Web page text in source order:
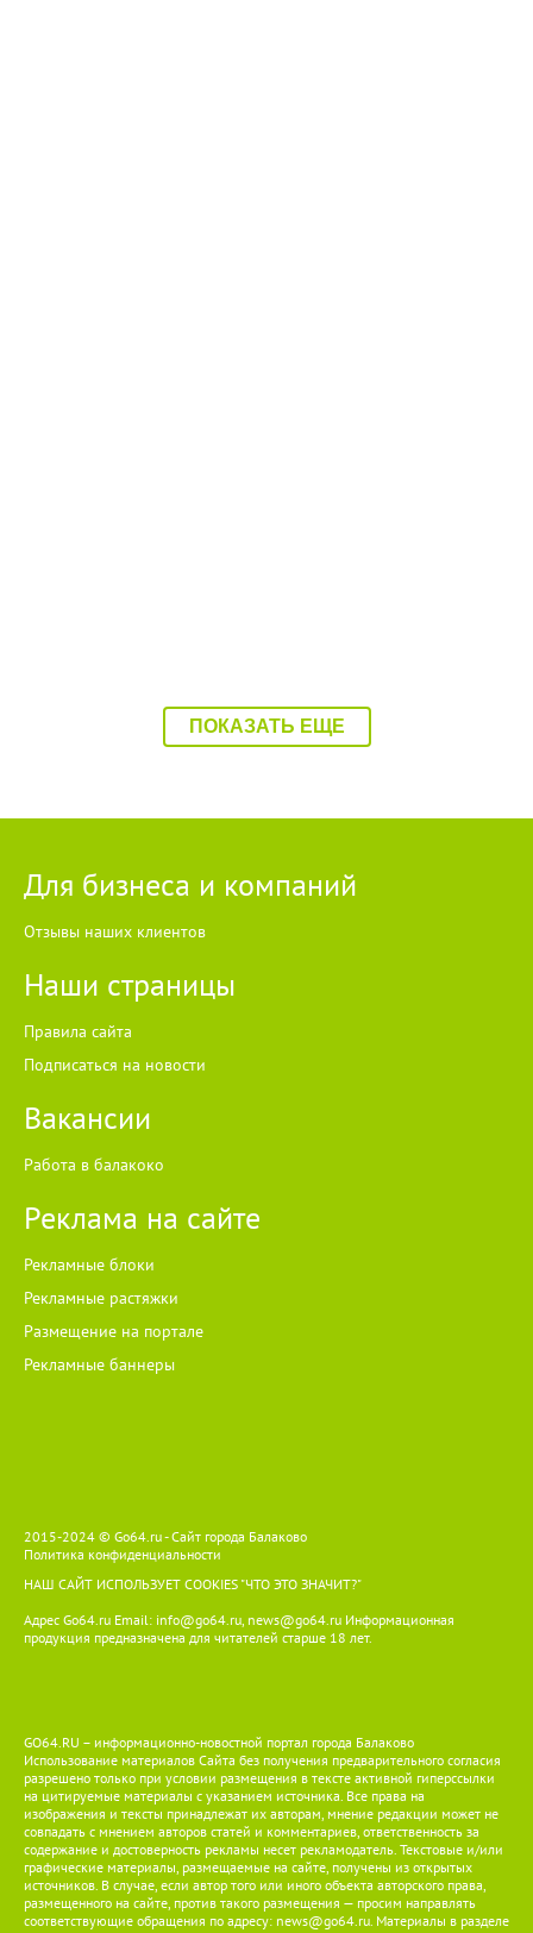
ПОКАЗАТЬ ЕЩЕ
Для бизнеса и компаний
Отзывы наших клиентов
Наши страницы
Правила сайта
Подписаться на новости
Вакансии
Работа в балакоко
Реклама на сайте
Рекламные блоки
Рекламные растяжки
Размещение на портале
Рекламные баннеры
2015-2024 © Go64.ru - Сайт города Балаково
Политика конфиденциальности
НАШ САЙТ ИСПОЛЬЗУЕТ COOKIES "ЧТО ЭТО ЗНАЧИТ?"
Адрес Go64.ru Email: info@go64.ru, news@go64.ru Информационная
продукция предназначена для читателей старше 18 лет.
GO64.RU – информационно-новостной портал города Балаково
Использование материалов Сайта без получения предварительного согласия
разрешено только при условии размещения в тексте активной гиперссылки
на цитируемые материалы с указанием источника. Все права на
изображения и тексты принадлежат их авторам, мнение редакции может не
совпадать с мнением авторов статей и комментариев, ответственность за
содержание и достоверность рекламы несет рекламодатель. Текстовые и/или
графические материалы, размещаемые на сайте, получены из открытых
источников. В случае, если автор того или иного объекта авторского права,
размещенного на сайте, против такого размещения — просим направлять
соответствующие обращения по адресу: news@go64.ru. Материалы в разделе